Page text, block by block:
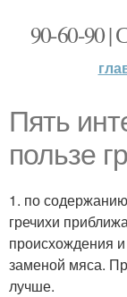
90-60-
Пять
пользе
1. по
гречихи
происхождения
заменой мяса.
лучше.